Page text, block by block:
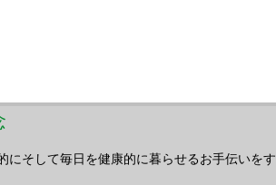
にそして毎日を健康的に暮らせるお手伝いを